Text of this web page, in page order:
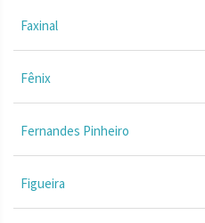
Faxinal
Fênix
Fernandes Pinheiro
Figueira